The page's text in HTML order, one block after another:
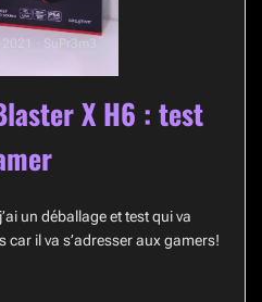
· SuPr3m3
X H6 : test
un déballage et test qui va
car il va s’adresser aux gamers!